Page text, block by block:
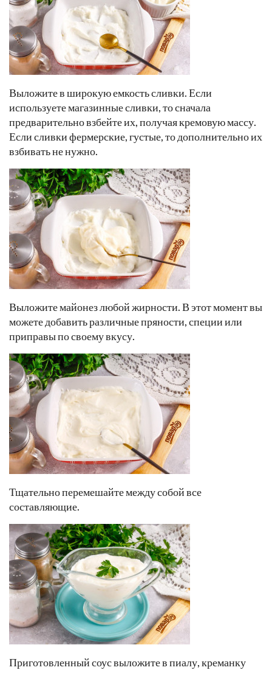
Выложите в широкую емкость сливки. Если
используете магазинные сливки, то сначала
предварительно взбейте их, получая кремовую массу.
Если сливки фермерские, густые, то дополнительно их
взбивать не нужно.
Выложите майонез любой жирности. В этот момент вы
можете добавить различные пряности, специи или
приправы по своему вкусу.
Тщательно перемешайте между собой все
составляющие.
Приготовленный соус выложите в пиалу, креманку